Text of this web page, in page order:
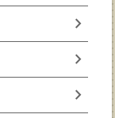
chevron_right
chevron_right
chevron_right